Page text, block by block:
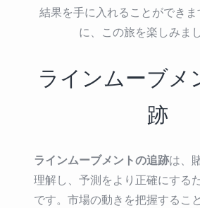
結果を手に入れることができ
に、この旅を楽しみま
ラインムーブメ
跡
ラインムーブメントの追跡は、
理解し、予測をより正確にする
です。市場の動きを把握するこ